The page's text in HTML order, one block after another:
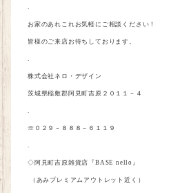
.
お家のあれこれお気軽にご相談ください！
皆様のご来店お待ちしております。
.
株式会社ネロ・デザイン
茨城県稲敷郡阿見町吉原２０１１－４
.
☏０２９－８８８－６１１９
.
◇阿見町吉原雑貨店 『BASEnello 』
（あみプレミアムアウトレット近く）